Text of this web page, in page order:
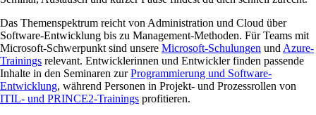
Das Themenspektrum reicht von Administration und Cloud über
Software-Entwicklung bis zu Management-Methoden. Für Teams mit
Microsoft-Schwerpunkt sind unsere Microsoft-Schulungen und Azure-
Trainings relevant. Entwicklerinnen und Entwickler finden passende
Inhalte in den Seminaren zurProgrammierung und Software-
Entwicklung, während Personen in Projekt- und Prozessrollen von
ITIL- und PRINCE2-Trainings profitieren.